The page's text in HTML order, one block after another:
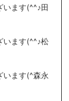
います(^^♪田
います(^^♪松
います(^森永